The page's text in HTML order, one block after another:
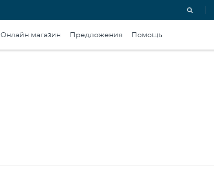
Онлайн магазин Предложения Помощь